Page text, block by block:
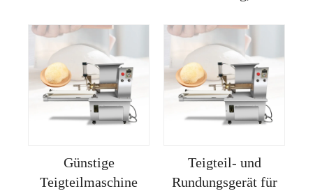
zu niedrigen Preisen
rundungsgerät
Günstige
Teigteilmaschine
Teigteil- und
Rundungsgerät für